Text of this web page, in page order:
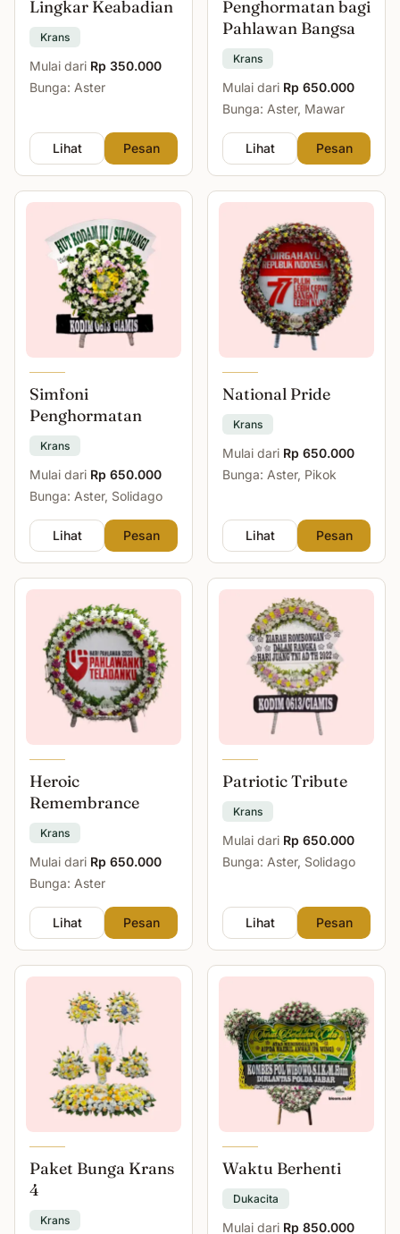
Lingkar Keabadian
Krans
Mulai dari Rp 350.000
Bunga: Aster
Lihat Pesan
Penghormatan bagi
Pahlawan Bangsa
Krans
Mulai dari Rp 650.000
Bunga: Aster, Mawar
Lihat Pesan
Simfoni
Penghormatan
Krans
Mulai dari Rp 650.000
Bunga: Aster, Solidago
Lihat Pesan
National Pride
Krans
Mulai dari Rp 650.000
Bunga: Aster, Pikok
Lihat Pesan
Heroic
Remembrance
Krans
Mulai dari Rp 650.000
Bunga: Aster
Lihat Pesan
Patriotic Tribute
Krans
Mulai dari Rp 650.000
Bunga: Aster, Solidago
Lihat Pesan
Paket Bunga Krans
4
Krans
Waktu Berhenti
Dukacita
Mulai dari Rp 850.000